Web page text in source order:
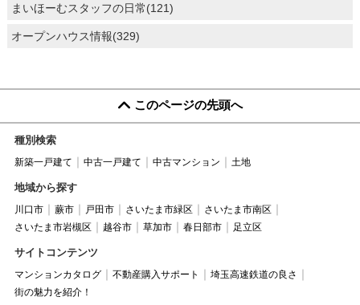
まいほーむスタッフの日常(121)
オープンハウス情報(329)
このページの先頭へ
種別検索
新築一戸建て 中古一戸建て 中古マンション 土地
地域から探す
川口市 蕨市 戸田市 さいたま市緑区
さいたま市南区
さいたま市岩槻区
越谷市 草加市 春日部市 足立区
サイトコンテンツ
マンションカタログ 不動産購入サポート
埼玉高速鉄道の良さ
街の魅力を紹介！